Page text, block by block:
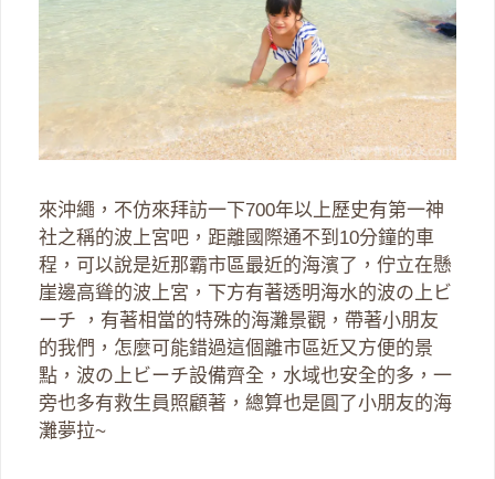
來沖繩，不仿來拜訪一下700年以上歷史有第一神
社之稱的波上宮吧，距離國際通不到10分鐘的車
程，可以說是近那霸市區最近的海濱了，佇立在懸
崖邊高聳的波上宮，下方有著透明海水的波の上ビ
ーチ ，有著相當的特殊的海灘景觀，帶著小朋友
的我們，怎麼可能錯過這個離市區近又方便的景
點，波の上ビーチ設備齊全，水域也安全的多，一
旁也多有救生員照顧著，總算也是圓了小朋友的海
灘夢拉~